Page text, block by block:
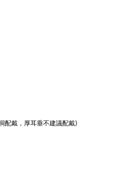
配戴，厚耳垂不建議配戴)